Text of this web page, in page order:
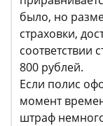
было, но
страховки,
соответствии
800 рублей.
Если полис
момент
штраф